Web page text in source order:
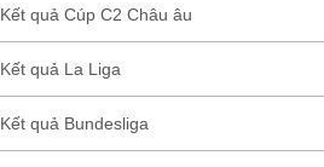
Kết quả Cúp C2 Châu âu
Kết quả La Liga
Kết quả Bundesliga